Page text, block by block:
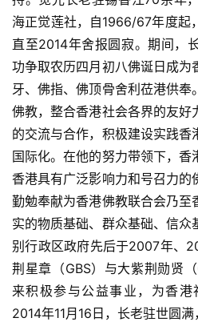
人
物
寺
院
巡
礼
视
频
纪
录
佛
登录
海正觉莲社，自1966/67年度起
直至2014年舍报圆寂。期间，
功争取农历四月初八佛诞日成为
牙、佛指、佛顶骨舍利莅港供
佛教，整合香港社会各界的友好
的交流与合作，积极建设实践香
国际化。在他的努力带领下，
香港具有广泛影响力和号召力的
勤勉奉献为香港佛教联合会乃至
实的物质基础、群众基础、信
别行政区政府先后于2007年、
荆星章（GBS）与大紫荆勋贤
来积极参与公益事业，为香港
2014年11月16日，长老驻世圆满